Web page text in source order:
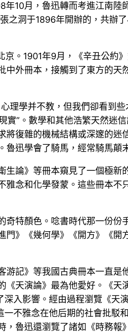
10月，魯迅轉而考進江南陸
之洞于1896年開辦的，共辦
。1901年9月，《辛丑公約
外冊本，接觸到了東方的天
理學并不教，但我們卻看到
”。數學和其他浩繁天然迷
復雜的機械結構或深邃的迷
迅學會了騎馬，經常騎馬顛
生論》等冊本窺見了一個極新
雅念和化學發蒙。這些冊本
特顏色。唸書時代那一份
》《幾何學》《開方》《開
記》等我國古典冊本一直是
天演論》最為他愛好。《
入影響。經由過程瀏覽《天
不雅念在他后期的社會批駁
魯迅還瀏覽了諸如《時務